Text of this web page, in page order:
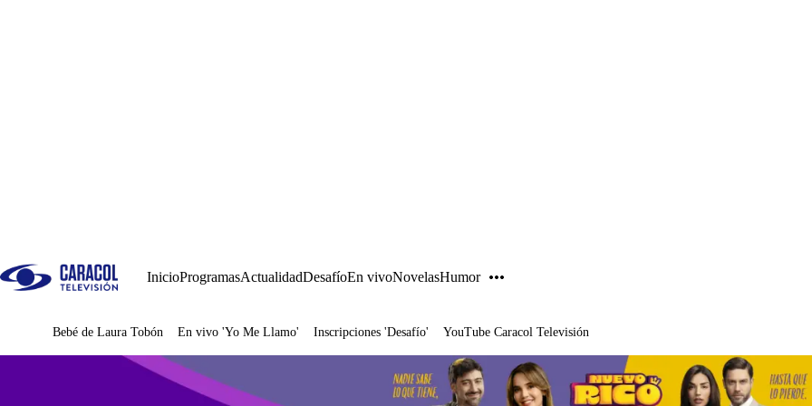
InicioProgramasActualidadDesafíoEn vivoNovelasHumor
Juegos
Bebé de Laura Tobón En vivo 'Yo Me Llamo' Inscripciones 'Desafío' YouTube Caracol Televisión